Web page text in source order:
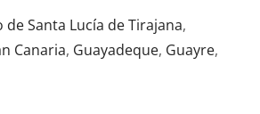
Santa Lucía de Tirajana,
Canaria, Guayadeque, Guayre,